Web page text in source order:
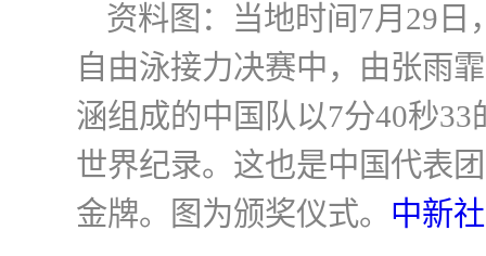
资料图：当地时间7月29日
自由泳接力决赛中，由张雨
涵组成的中国队以7分40秒
世界纪录。这也是中国代表
金牌。图为颁奖仪式。 中新社